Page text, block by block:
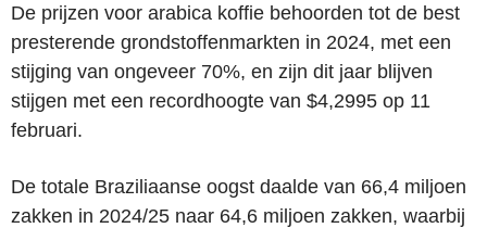
De prijzen voor arabica koffie behoorden tot de best
presterende grondstoffenmarkten in 2024, met een
stijging van ongeveer 70%, en zijn dit jaar blijven
stijgen met een recordhoogte van $4,2995 op 11
februari.
De totale Braziliaanse oogst daalde van 66,4 miljoen
zakken in 2024/25 naar 64,6 miljoen zakken, waarbij